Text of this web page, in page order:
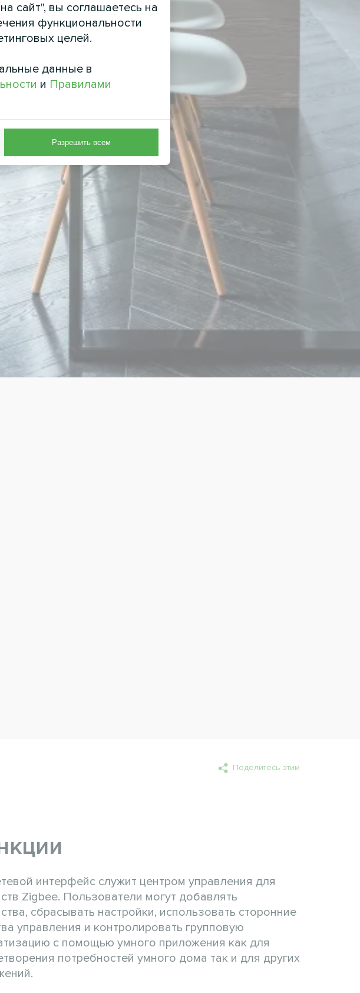
Поделитесь этим
интерфейс служит центром управления для
Zigbee. Пользователи могут добавлять
сбрасывать настройки, использовать сторонние
управления и контролировать групповую
с помощью умного приложения как для
потребностей умного дома так и для других
сайт", вы соглашаетесь на
функциональности
целей.
данные в
и Правилами
Разрешить всем